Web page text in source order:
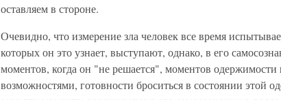
оставляем в стороне.
Очевидно, что измерение зла человек все время
которых он это узнает, выступают, однако, в его
моментов, когда он "не решается", моментов
возможностями, готовности броситься в состоянии этой